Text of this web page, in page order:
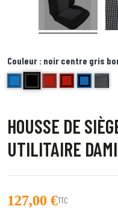
Couleur : noir centre gris
bleu (bord gris)
noir centre gris bord
rouge (bord gris)
Rouge ( bord noir)
bleu (bord
HOUSSE DE
UTILITAIRE
127,00 €TTC